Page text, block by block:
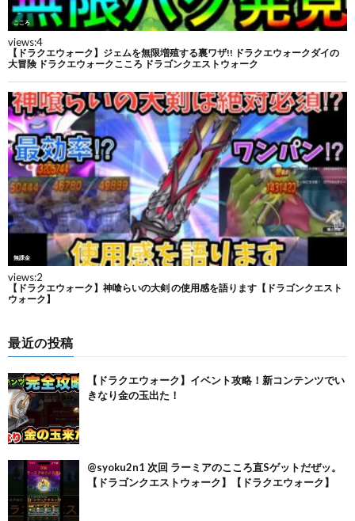
最近の投稿
【ドラクエウォーク】イベント攻略！新コンテンツでい
きなり金の玉出た！
@syoku2n1 次回 ラーミアのこころ直Sゲットだぜッ。
【ドラゴンクエストウォーク】【ドラクエウォーク】